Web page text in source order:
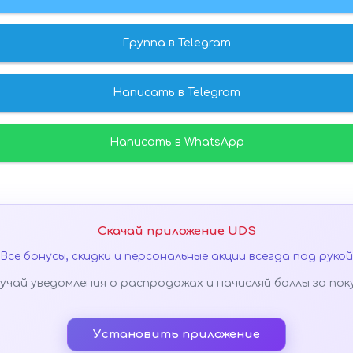
Группа в Telegram
Написать в Telegram
Написать в WhatsApp
Скачай приложение UDS
Все бонусы, скидки и персональные акции всегда под рукой
уведомления о распродажах и начисляй баллы за
Установить приложение